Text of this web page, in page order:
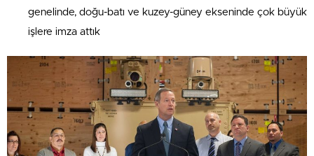
genelinde, doğu-batı ve kuzey-güney ekseninde çok büyük
işlere imza attık